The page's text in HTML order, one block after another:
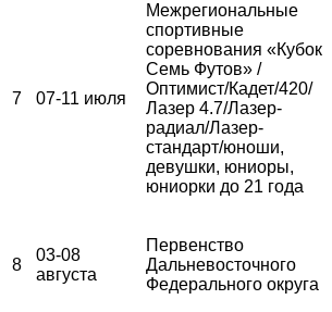
7 07-11 июля
Межрегиональные
спортивные
соревнования «Кубок
Семь Футов» /
Оптимист/Кадет/420/
Лазер 4.7/Лазер-
радиал/Лазер-
стандарт/юноши,
девушки, юниоры,
юниорки до 21 года
8
03-08
августа
Первенство
Дальневосточного
Федерального округа